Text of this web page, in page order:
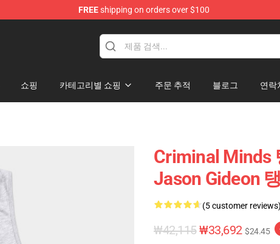
FREEshipping on orders over $100
Store
쇼핑 카테고리별 쇼핑 주문 추적 블로그 연락
Criminal Minds
Jason Gideon
(5 customer reviews)
₩42,115₩33,692 $24.45